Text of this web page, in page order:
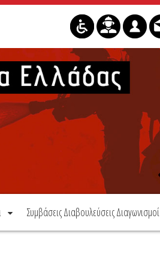
Συμβάσεις Διαβουλεύσεις Διαγωνισμοί